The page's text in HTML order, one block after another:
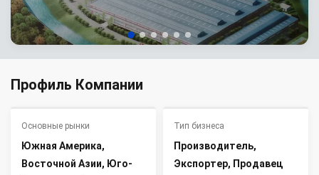
Профиль Компании
Основные рынки
Южная Америка,
Восточной Азии, Юго-
Тип бизнеса
Производитель,
Экспортер, Продавец